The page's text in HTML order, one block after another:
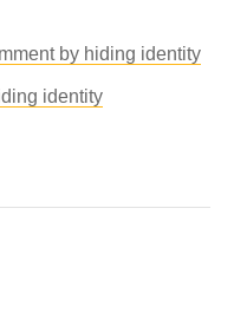
by hiding identity
identity